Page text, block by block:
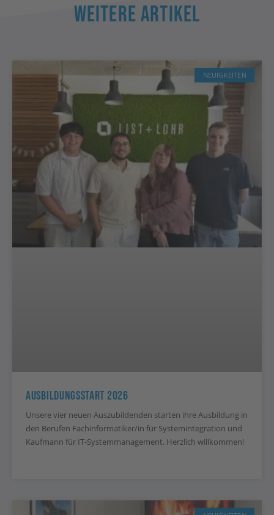
Weitere Artikel
NEUIGKEITEN
Ausbildungsstart 2026
Unsere vier neuen Auszubildenden starten ihre Ausbildung in
den Berufen Fachinformatiker/in für Systemintegration und
Kaufmann für IT-Systemmanagement. Herzlich willkommen!